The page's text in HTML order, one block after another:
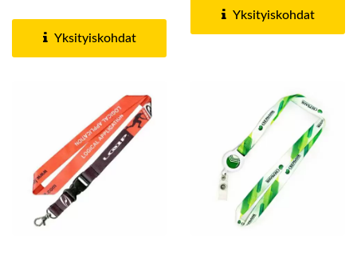
Yksityiskohdat
budjetin...Yksityiskohdat